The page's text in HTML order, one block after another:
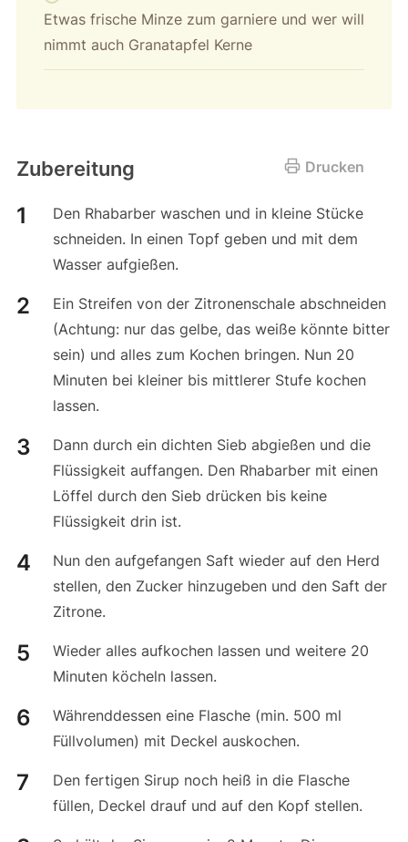
Etwas frische Minze zum garniere und wer will
nimmt auch Granatapfel Kerne
Drucken
Zubereitung
Den Rhabarber waschen und in kleine Stücke
schneiden. In einen Topf geben und mit dem
Wasser aufgießen.
Ein Streifen von der Zitronenschale abschneiden
(Achtung: nur das gelbe, das weiße könnte bitter
sein) und alles zum Kochen bringen. Nun 20
Minuten bei kleiner bis mittlerer Stufe kochen
lassen.
Dann durch ein dichten Sieb abgießen und die
Flüssigkeit auffangen. Den Rhabarber mit einen
Löffel durch den Sieb drücken bis keine
Flüssigkeit drin ist.
Nun den aufgefangen Saft wieder auf den Herd
stellen, den Zucker hinzugeben und den Saft der
Zitrone.
Wieder alles aufkochen lassen und weitere 20
Minuten köcheln lassen.
Währenddessen eine Flasche (min. 500 ml
Füllvolumen) mit Deckel auskochen.
Den fertigen Sirup noch heiß in die Flasche
füllen, Deckel drauf und auf den Kopf stellen.